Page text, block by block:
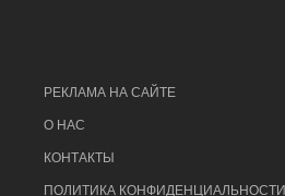
РЕКЛАМА НА САЙТЕ
О НАС
КОНТАКТЫ
ПОЛИТИКА КОНФИДЕНЦИАЛЬНОСТИ